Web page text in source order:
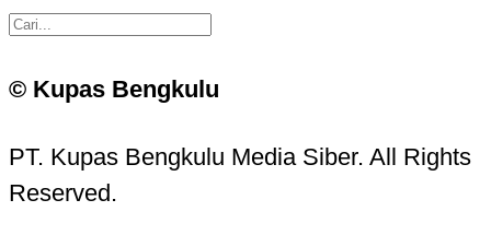
© Kupas Bengkulu
PT. Kupas Bengkulu Media Siber. All Rights
Reserved.